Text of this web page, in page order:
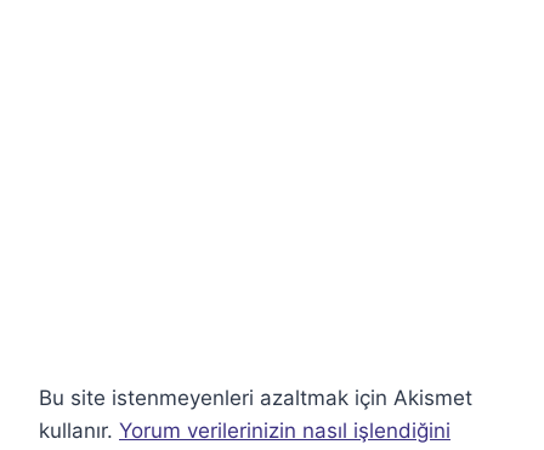
Bu site istenmeyenleri azaltmak için Akismet
kullanır. Yorum verilerinizin nasıl işlendiğini